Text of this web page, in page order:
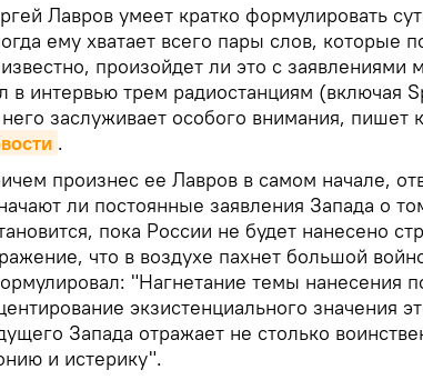
Лавров умеет кратко формулировать
ему хватает всего пары слов, которые
произойдет ли это с заявлениями
в интервью трем радиостанциям (включая
заслуживает особого внимания, пишет
.
произнес ее Лавров в самом начале,
ли постоянные заявления Запада о
пока России не будет нанесено
что в воздухе пахнет большой
"Нагнетание темы нанесения
экзистенциального значения
Запада отражает не столько
и истерику".